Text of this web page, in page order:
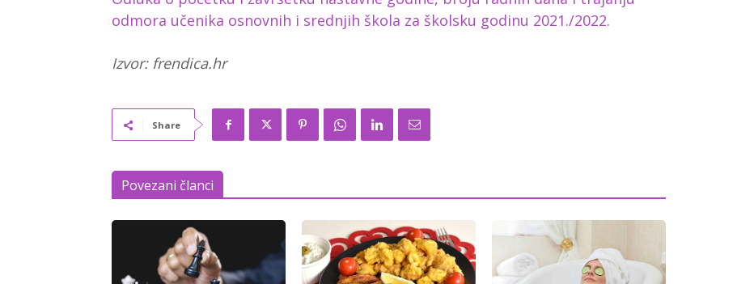
odmora učenika osnovnih i srednjih škola za školsku godinu 2021./2022.
Izvor: frendica.hr
Share
Povezani članci